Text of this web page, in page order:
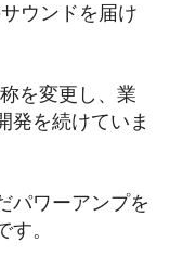
ウンドを届け
を変更し、業
発を続けていま
パワーアンプを
。